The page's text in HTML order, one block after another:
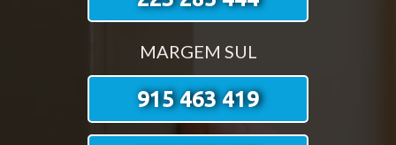
MARGEM SUL
915 463 419